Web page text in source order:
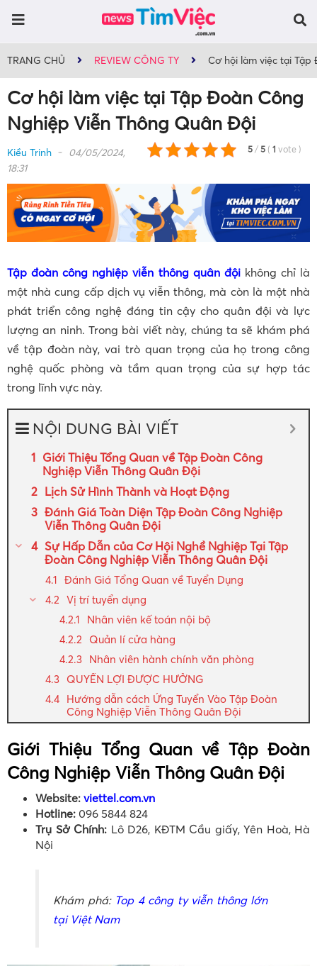
TRANG CHỦ REVIEW CÔNG TY Cơ hội làm việc tại Tập
Cơ hội làm việc tại Tập Đoàn Công
Nghiệp Viễn Thông Quân Đội
5 / 5 ( 1 vote )
Kiều Trinh
04/05/2024,
18:31
Tập đoàn công nghiệp viễn thông quân độikhông chỉ là
một nhà cung cấp dịch vụ viễn thông, mà còn là một nhà
phát triển công nghệ đáng tin cậy cho quân đội và lực
lượng an ninh. Trong bài viết này, chúng ta sẽ khám phá
về tập đoàn này, vai trò quan trọng của họ trong công
nghệ quốc phòng và tầm quan trọng của sự hợp tác
trong lĩnh vực này.
NỘI DUNG BÀI VIẾT
Giới Thiệu Tổng Quan về Tập Đoàn Công
Nghiệp Viễn Thông Quân Đội
Lịch Sử Hình Thành và Hoạt Động
Đánh Giá Toàn Diện Tập Đoàn Công Nghiệp
Viễn Thông Quân Đội
Sự Hấp Dẫn của Cơ Hội Nghề Nghiệp Tại Tập
Đoàn Công Nghiệp Viễn Thông Quân Đội
Đánh Giá Tổng Quan về Tuyển Dụng
Vị trí tuyển dụng
Nhân viên kế toán nội bộ
Quản lí cửa hàng
Nhân viên hành chính văn phòng
QUYỀN LỢI ĐƯỢC HƯỞNG
Hướng dẫn cách Ứng Tuyển Vào Tập Đoàn
Công Nghiệp Viễn Thông Quân Đội
Giới Thiệu Tổng Quan về Tập Đoàn
Công Nghiệp Viễn Thông Quân Đội
Website: viettel.com.vn
Hotline: 096 5844 824
Trụ Sở Chính: Lô D26, KĐTM Cầu giấy, Yên Hoà, Hà
Nội
Khám phá: Top 4 công ty viễn thông lớn
tại Việt Nam